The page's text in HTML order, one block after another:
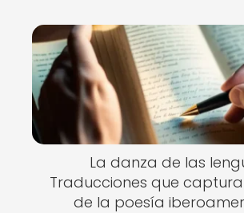
La danza de las
Traducciones que
de la poesía